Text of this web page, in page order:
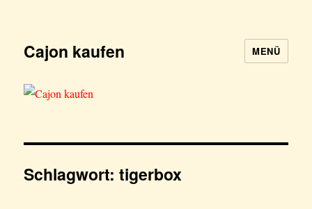
Cajon kaufen MENÜ
Schlagwort:tigerbox